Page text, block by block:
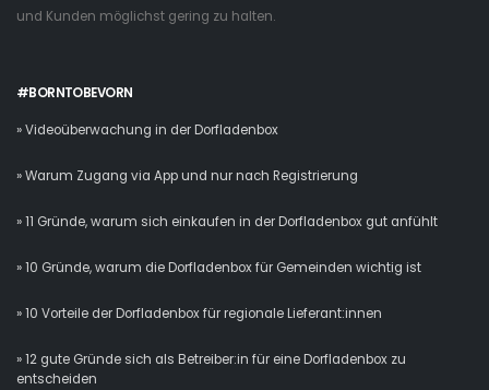
und Kunden möglichst gering zu halten.
#BORNTOBEVORN
» Videoüberwachung in der Dorfladenbox
» Warum Zugang via App und nur nach Registrierung
» 11 Gründe, warum sich einkaufen in der Dorfladenbox gut anfühlt
» 10 Gründe, warum die Dorfladenbox für Gemeinden wichtig ist
» 10 Vorteile der Dorfladenbox für regionale Lieferant:innen
» 12 gute Gründe sich als Betreiber:in für eine Dorfladenbox zu
entscheiden